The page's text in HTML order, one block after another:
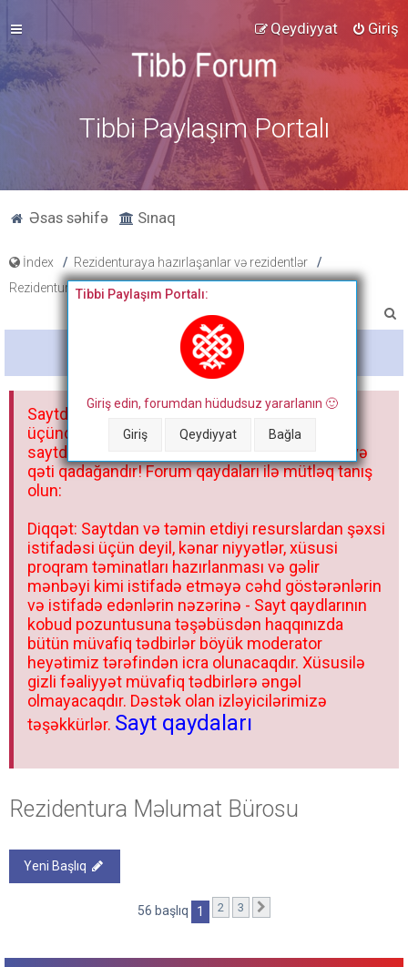
Giriş
Qeydiyyat
Tibbi Paylaşım Portalı
Əsas səhifə Sınaq
İndex
Rezidenturaya hazırlaşanlar və rezidentlər
Rezidentura Məlumat Bürosu
a
Bitdi
Tibbi Paylaşım Portalı:
Giriş edin, forumdan hüdudsuz yararlanın 🙂
Giriş Qeydiyyat Bağla
Saytdakı materiallar yalnız fərdi istifadəniz
üçündür. Materialları istisnasız heç bir qrupda,
saytda və sosial şəbəkədə paylaşmaq olmaz və
qəti qadağandır! Forum qaydaları ilə mütləq tanış
olun:
Diqqət: Saytdan və təmin etdiyi resurslardan şəxsi
istifadəsi üçün deyil, kənar niyyətlər, xüsusi
proqram təminatları hazırlanması və gəlir
mənbəyi kimi istifadə etməyə cəhd göstərənlərin
və istifadə edənlərin nəzərinə - Sayt qaydlarının
kobud pozuntusuna təşəbüsdən haqqınızda
bütün müvafiq tədbirlər böyük moderator
heyətimiz tərəfindən icra olunacaqdır. Xüsusilə
gizli fəaliyyət müvafiq tədbirlərə əngəl
olmayacaqdır. Dəstək olan izləyicilərimizə
təşəkkürlər. Sayt qaydaları
Rezidentura Məlumat Bürosu
Yeni Başlıq
56 başlıq 1 2 3